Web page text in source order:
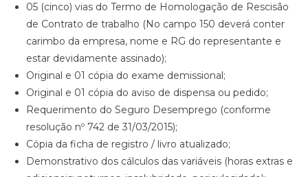
05 (cinco) vias do Termo de Homologação de Rescisão
de Contrato de trabalho (No campo 150 deverá conter
carimbo da empresa, nome e RG do representante e
estar devidamente assinado);
Original e 01 cópia do exame demissional;
Original e 01 cópia do aviso de dispensa ou pedido;
Requerimento do Seguro Desemprego (conforme
resolução nº 742 de 31/03/2015);
Cópia da ficha de registro / livro atualizado;
Demonstrativo dos cálculos das variáveis (horas extras e